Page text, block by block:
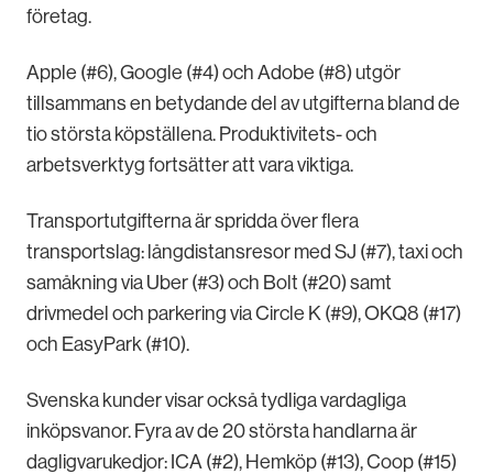
företag.
Apple (#6), Google (#4) och Adobe (#8) utgör
tillsammans en betydande del av utgifterna bland de
tio största köpställena. Produktivitets- och
arbetsverktyg fortsätter att vara viktiga.
Transportutgifterna är spridda över flera
transportslag: långdistansresor med SJ (#7), taxi och
samåkning via Uber (#3) och Bolt (#20) samt
drivmedel och parkering via Circle K (#9), OKQ8 (#17)
och EasyPark (#10).
Svenska kunder visar också tydliga vardagliga
inköpsvanor. Fyra av de 20 största handlarna är
dagligvarukedjor: ICA (#2), Hemköp (#13), Coop (#15)